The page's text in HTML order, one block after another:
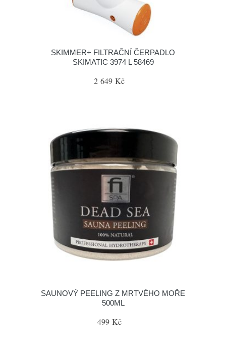
SKIMMER+ FILTRAČNÍ ČERPADLO
SKIMATIC 3974 L 58469
2 649 Kč
SAUNOVÝ PEELING Z MRTVÉHO MOŘE
500ML
499 Kč